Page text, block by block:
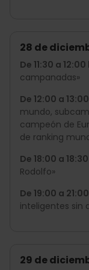
28 de
De 11:30 a 12:00
campanadas»
De 12:00 a
mundo,
campeón de
de ranking
De 18:00 a
Rodolfo»
De 19:00 a
inteligentes sin
29 de